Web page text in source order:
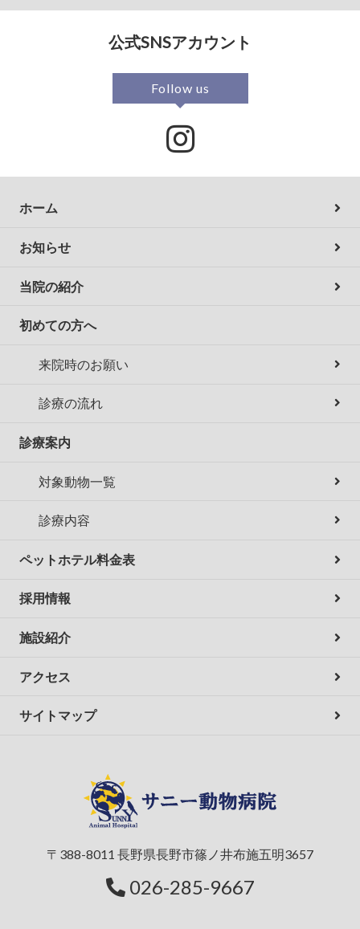
公式SNSアカウント
Follow us
ホーム
お知らせ
当院の紹介
初めての方へ
来院時のお願い
診療の流れ
診療案内
対象動物一覧
診療内容
ペットホテル料金表
採用情報
施設紹介
アクセス
サイトマップ
〒388-8011 長野県長野市篠ノ井布施五明3657
026-285-9667